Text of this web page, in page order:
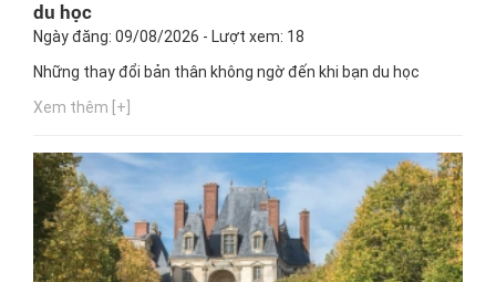
du học
Ngày đăng: 09/08/2026 - Lượt xem: 18
Những thay đổi bản thân không ngờ đến khi bạn du học
Xem thêm [+]